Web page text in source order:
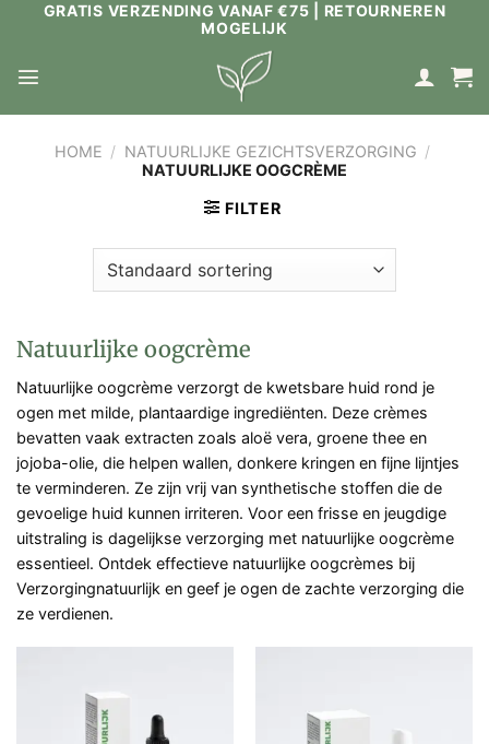
GRATIS VERZENDING VANAF €75 | RETOURNEREN
MOGELIJK
HOME / NATUURLIJKE GEZICHTSVERZORGING /
NATUURLIJKE OOGCRÈME
FILTER
Natuurlijke oogcrème
Natuurlijke oogcrème verzorgt de kwetsbare huid rond je
ogen met milde, plantaardige ingrediënten. Deze crèmes
bevatten vaak extracten zoals aloë vera, groene thee en
jojoba-olie, die helpen wallen, donkere kringen en fijne lijntjes
te verminderen. Ze zijn vrij van synthetische stoffen die de
gevoelige huid kunnen irriteren. Voor een frisse en jeugdige
uitstraling is dagelijkse verzorging met natuurlijke oogcrème
essentieel. Ontdek effectieve natuurlijke oogcrèmes bij
Verzorgingnatuurlijk en geef je ogen de zachte verzorging die
ze verdienen.